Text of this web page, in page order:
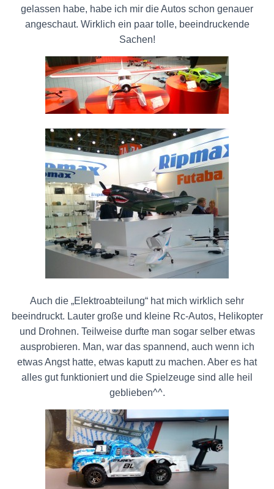
gelassen habe, habe ich mir die Autos schon genauer
angeschaut. Wirklich ein paar tolle, beeindruckende
Sachen!
Auch die „Elektroabteilung“ hat mich wirklich sehr
beeindruckt. Lauter große und kleine Rc-Autos, Helikopter
und Drohnen. Teilweise durfte man sogar selber etwas
ausprobieren. Man, war das spannend, auch wenn ich
etwas Angst hatte, etwas kaputt zu machen. Aber es hat
alles gut funktioniert und die Spielzeuge sind alle heil
geblieben^^.